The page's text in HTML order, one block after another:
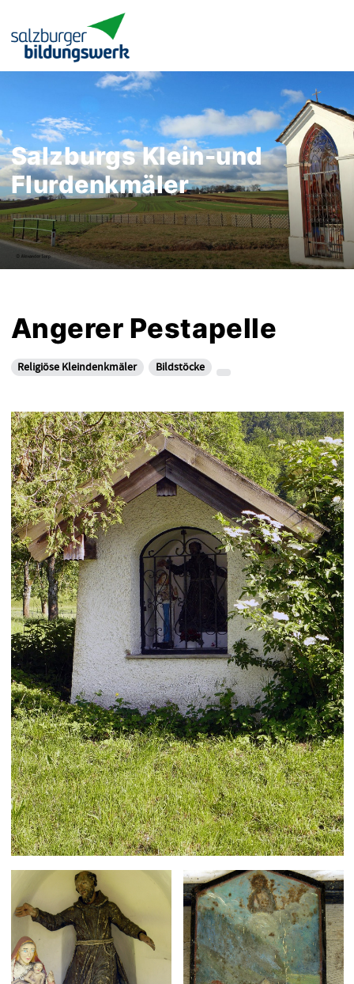
Salzburgs Klein-und
Flurdenkmäler
Angerer Pestapelle
Religiöse Kleindenkmäler Bildstöcke